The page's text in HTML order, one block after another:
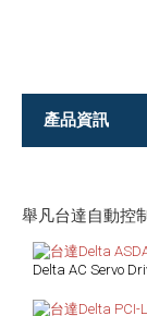
產品資訊
舉凡台達自動控
Delta AC Servo